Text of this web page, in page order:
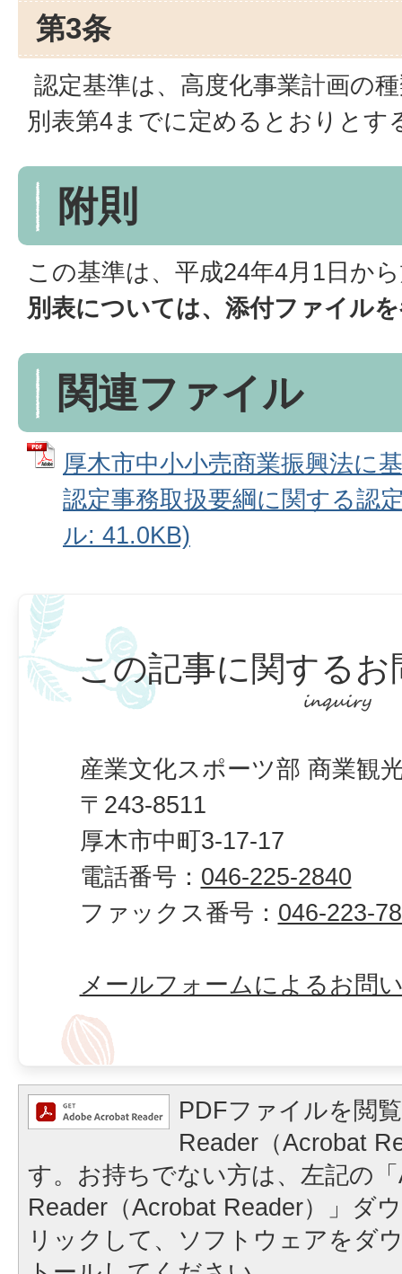
第3条
認定基準は、高度化事業計画の
別表第4までに定めるとおりとす
附則
この基準は、平成24年4月1日か
別表については、添付ファイル
関連ファイル
厚木市中小小売商業振興法に
認定事務取扱要綱に関する認
ル: 41.0KB)
この記事に関するお
産業文化スポーツ部 商業観
〒243-8511
厚木市中町3-17-17
電話番号： 046-225-2840
ファックス番号： 046-223-
メールフォームによるお問
PDFファイルを閲
Reader（Acrobat
す。お持ちでない方は、左記の
Reader（Acrobat Reader）」ダ
リックして、ソフトウェアをダ